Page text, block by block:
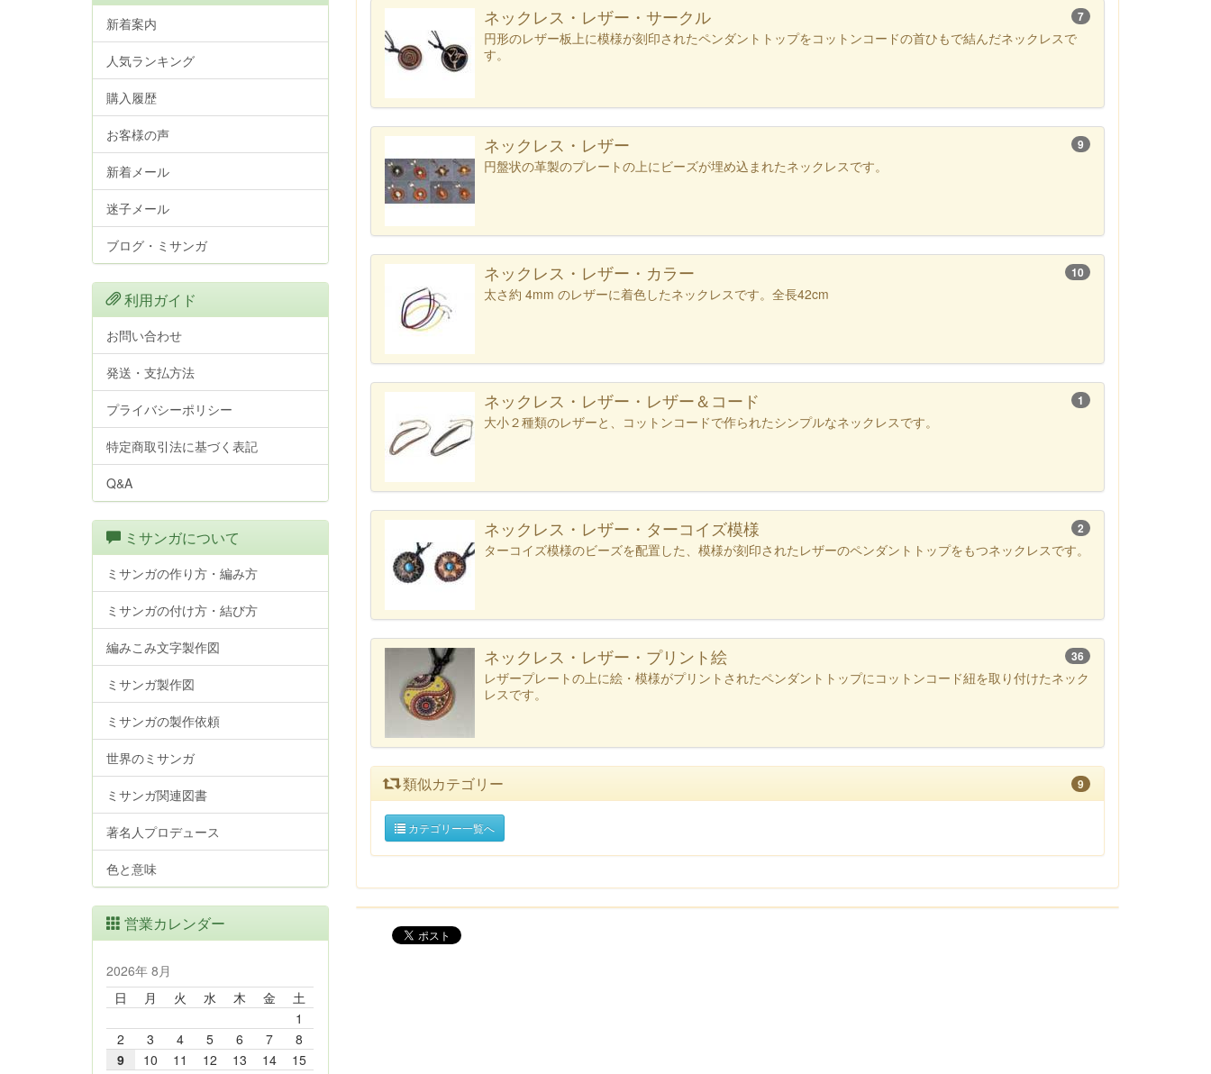
ネックレス・レザー・サークル 7
円形のレザー板上に模様が刻印されたペンダントトップをコットンコードの首ひもで結んだネックレスで
す。
ネックレス・レザー 9
円盤状の革製のプレートの上にビーズが埋め込まれたネックレスです。
ネックレス・レザー・カラー 10
太さ約 4mm のレザーに着色したネックレスです。全長42cm
ネックレス・レザー・レザー＆コード 1
大小２種類のレザーと、コットンコードで作られたシンプルなネックレスです。
ネックレス・レザー・ターコイズ模様 2
ターコイズ模様のビーズを配置した、模様が刻印されたレザーのペンダントトップをもつネックレスです。
ネックレス・レザー・プリント絵 36
レザープレートの上に絵・模様がプリントされたペンダントトップにコットンコード紐を取り付けたネック
レスです。
類似カテゴリー 9
カテゴリー一覧へ
新着案内
人気ランキング
購入履歴
お客様の声
新着メール
迷子メール
ブログ・ミサンガ
利用ガイド
お問い合わせ
発送・支払方法
プライバシーポリシー
特定商取引法に基づく表記
Q&A
ミサンガについて
ミサンガの作り方・編み方
ミサンガの付け方・結び方
編みこみ文字製作図
ミサンガ製作図
ミサンガの製作依頼
世界のミサンガ
ミサンガ関連図書
著名人プロデュース
色と意味
営業カレンダー
2026年 8月
日
月 火 水 木 金
土
1
2
3 4 5 6 7
8
9
10 11 12 13 14
15